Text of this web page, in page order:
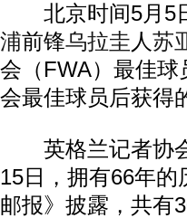
北京时间5月5日
浦前锋乌拉圭 人苏
会（FWA）最佳
会最佳球员后获得
英格兰记者协会
15日，拥有66年
邮报》披露，共有